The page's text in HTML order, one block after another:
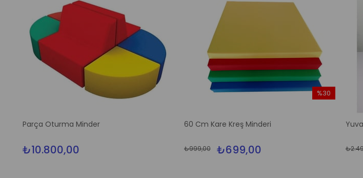
Parça Oturma Minder
₺10.800,00
60 Cm Kare Kreş Minderi
₺699,00
₺999,00
%30